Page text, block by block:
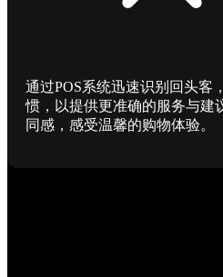
通过POS系统迅速识别回头客
惯，以提供更准确的服务与建
同感，感受温馨的购物体验。